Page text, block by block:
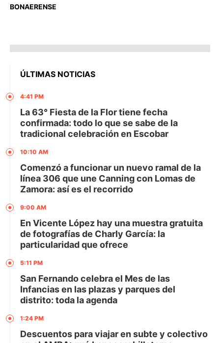
BONAERENSE
ÚLTIMAS NOTICIAS
4:41 PM
La 63° Fiesta de la Flor tiene fecha
confirmada: todo lo que se sabe de la
tradicional celebración en Escobar
10:10 AM
Comenzó a funcionar un nuevo ramal de la
línea 306 que une Canning con Lomas de
Zamora: así es el recorrido
9:00 AM
En Vicente López hay una muestra gratuita
de fotografías de Charly García: la
particularidad que ofrece
5:11 PM
San Fernando celebra el Mes de las
Infancias en las plazas y parques del
distrito: toda la agenda
1:24 PM
Descuentos para viajar en subte y colectivo